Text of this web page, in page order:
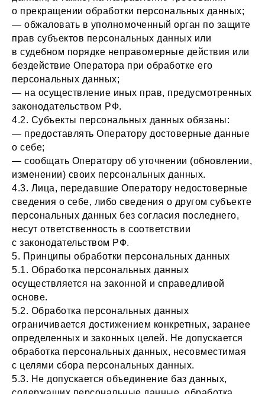
о прекращении обработки персональных данных;
— обжаловать в уполномоченный орган по защите
прав субъектов персональных данных или
в судебном порядке неправомерные действия или
бездействие Оператора при обработке его
персональных данных;
— на осуществление иных прав, предусмотренных
законодательством РФ.
4.2. Субъекты персональных данных обязаны:
— предоставлять Оператору достоверные данные
о себе;
— сообщать Оператору об уточнении (обновлении,
изменении) своих персональных данных.
4.3. Лица, передавшие Оператору недостоверные
сведения о себе, либо сведения о другом субъекте
персональных данных без согласия последнего,
несут ответственность в соответствии
с законодательством РФ.
5. Принципы обработки персональных данных
5.1. Обработка персональных данных
осуществляется на законной и справедливой
основе.
5.2. Обработка персональных данных
ограничивается достижением конкретных, заранее
определенных и законных целей. Не допускается
обработка персональных данных, несовместимая
с целями сбора персональных данных.
5.3. Не допускается объединение баз данных,